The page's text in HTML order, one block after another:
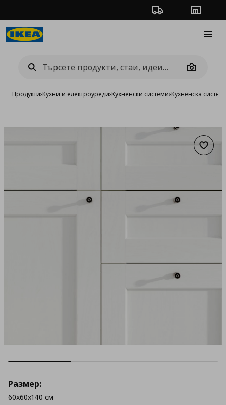
Проследяване на
Camera
Продукти›Кухни и електроуреди›Кухненски системи›Кухненска
Размер:
60x60x140 см